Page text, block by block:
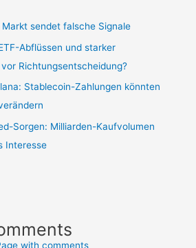
sendet falsche Signale
Abflüssen und starker
Richtungsentscheidung?
Stablecoin-Zahlungen könnten
Sorgen: Milliarden-Kaufvolumen
Interesse
with comments